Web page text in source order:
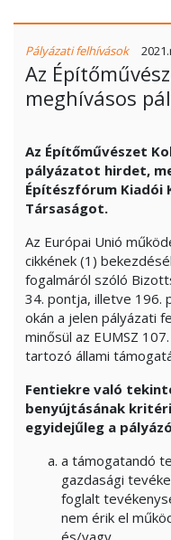
Pályázati felhívások
Az
meghívásos
Az Építőművészet
pályázatot hirdet,
Építészfórum Kiadói
Társaságot.
Az Európai Unió
cikkének (1)
fogalmáról szóló
34. pontja, illetve 196.
okán a jelen pályázati
minősül az EUMSZ
tartozó állami
Fentiekre való
benyújtásának
egyidejűleg a
a támogatandó
gazdasági
foglalt
nem érik el
és/vagy